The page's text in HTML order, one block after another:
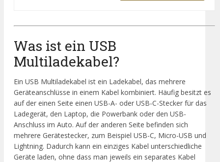
Was ist ein USB
Multiladekabel?
Ein USB Multiladekabel ist ein Ladekabel, das mehrere
Geräteanschlüsse in einem Kabel kombiniert. Häufig besitzt es
auf der einen Seite einen USB-A- oder USB-C-Stecker für das
Ladegerät, den Laptop, die Powerbank oder den USB-
Anschluss im Auto. Auf der anderen Seite befinden sich
mehrere Gerätestecker, zum Beispiel USB-C, Micro-USB und
Lightning. Dadurch kann ein einziges Kabel unterschiedliche
Geräte laden, ohne dass man jeweils ein separates Kabel